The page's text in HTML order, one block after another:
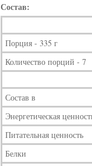
Состав:
Порция - 335 г
Количество порций - 7
Состав в
Энергетическая
Питательная ценность
Белки